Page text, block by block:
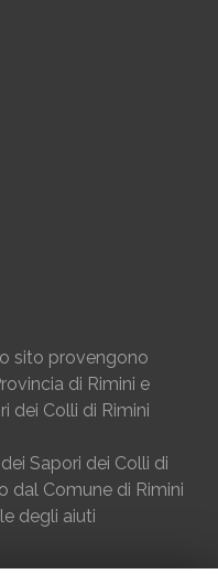
sito provengono
di Rimini e
dei Colli di Rimini
Sapori dei Colli di
dal Comune di Rimini
degli aiuti